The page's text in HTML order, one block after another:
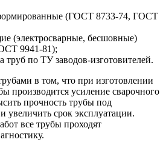
(ГОСТ 8733-74, ГОСТ
(электросварные, бесшовные)
9941-81);
труб по ТУ заводов-изготовителей.
в том, что при изготовлении
производится усиление сварочного
прочность трубы под
увеличить срок эксплуатации.
все трубы проходят